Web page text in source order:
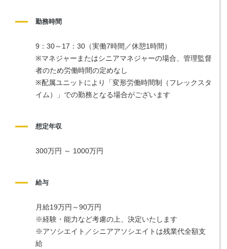
勤務時間
9：30～17：30（実働7時間／休憩1時間）
※マネジャーまたはシニアマネジャーの場合、管理監督
者のため労働時間の定めなし
※配属ユニットにより「変形労働時間制（フレックスタ
イム）」での勤務となる場合がございます
想定年収
300万円 ～ 1000万円
給与
月給19万円～90万円
※経験・能力など考慮の上、決定いたします
※アソシエイト／シニアアソシエイトは残業代全額支
給